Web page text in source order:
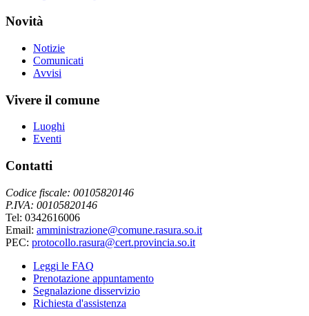
Novità
Notizie
Comunicati
Avvisi
Vivere il comune
Luoghi
Eventi
Contatti
Codice fiscale: 00105820146
P.IVA: 00105820146
Tel: 0342616006
Email: amministrazione@comune.rasura.so.it
PEC: protocollo.rasura@cert.provincia.so.it
Leggi le FAQ
Prenotazione appuntamento
Segnalazione disservizio
Richiesta d'assistenza